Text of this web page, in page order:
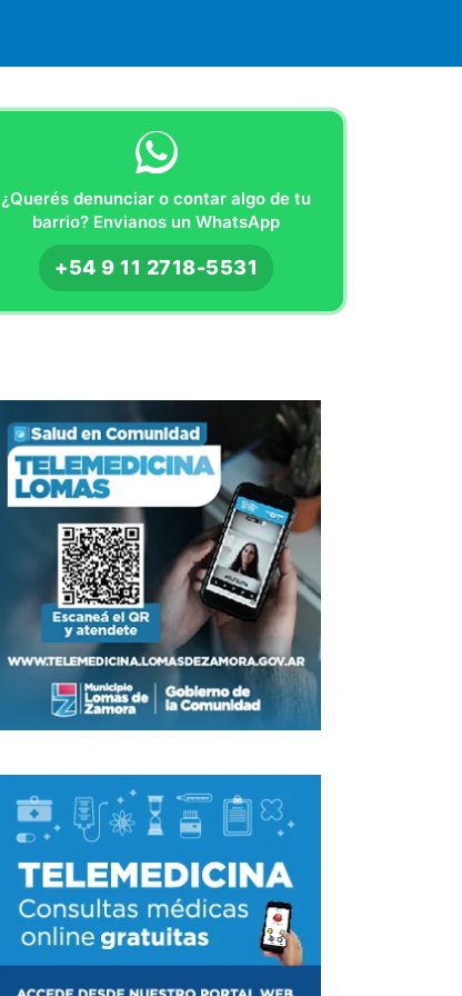
¿Querés denunciar o contar algo de tu
barrio? Envianos un WhatsApp
+54 9 11 2718-5531